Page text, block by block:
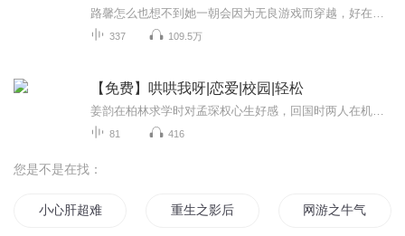
337 109.5万
【免费】哄哄我呀|恋爱|校园|轻松
81 416
您是不是在找：
小心肝超难哄 重生之影后吃吃吃 网游之牛气哄哄